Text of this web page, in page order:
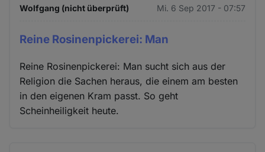
Wolfgang (nicht überprüft) Mi. 6 Sep 2017 - 07:57
Reine Rosinenpickerei: Man
Reine Rosinenpickerei: Man sucht sich aus der
Religion die Sachen heraus, die einem am besten
in den eigenen Kram passt. So geht
Scheinheiligkeit heute.